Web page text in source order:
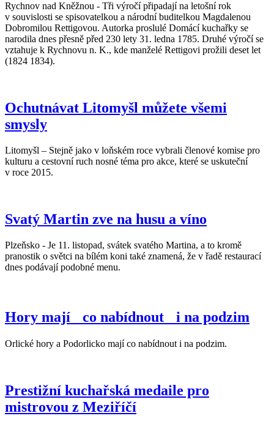
Rychnov nad Kněžnou - Tři výročí připadají na letošní rok
v souvislosti se spisovatelkou a národní buditelkou Magdalenou
Dobromilou Rettigovou. Autorka proslulé Domácí kuchařky se
narodila dnes přesně před 230 lety 31. ledna 1785. Druhé výročí se
vztahuje k Rychnovu n. K., kde manželé Rettigovi prožili deset let
(1824 1834).
Ochutnávat Litomyšl můžete všemi
smysly
Litomyšl – Stejně jako v loňském roce vybrali členové komise pro
kulturu a cestovní ruch nosné téma pro akce, které se uskuteční
v roce 2015.
Svatý Martin zve na husu a víno
Plzeňsko - Je 11. listopad, svátek svatého Martina, a to kromě
pranostik o světci na bílém koni také znamená, že v řadě restaurací
dnes podávají podobné menu.
Hory mají co nabídnout i na podzim
Orlické hory a Podorlicko mají co nabídnout i na podzim.
Prestižní kuchařská medaile pro
mistrovou z Meziříčí